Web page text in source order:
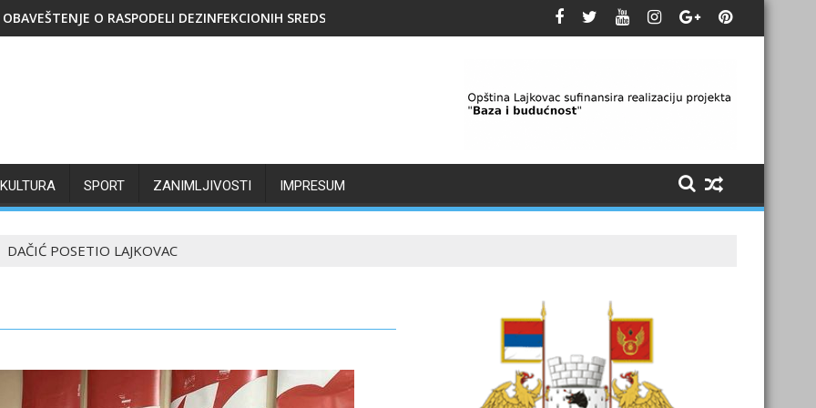
OBAVEŠTENJE O RASPODELI DEZINFEKCIONIH SREDSTAVA
KULTURA SPORT ZANIMLJIVOSTI IMPRESUM
DAČIĆ POSETIO LAJKOVAC